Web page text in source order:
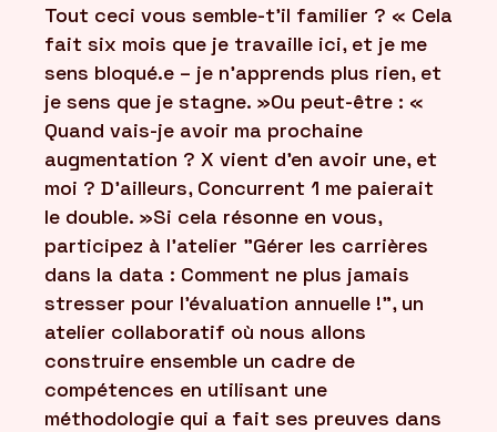
Tout ceci vous semble-t'il familier ? « Cela
fait six mois que je travaille ici, et je me
sens bloqué.e – je n’apprends plus rien, et
je sens que je stagne. »Ou peut-être : «
Quand vais-je avoir ma prochaine
augmentation ? X vient d’en avoir une, et
moi ? D’ailleurs, Concurrent 1 me paierait
le double. »Si cela résonne en vous,
participez à l'atelier "Gérer les carrières
dans la data : Comment ne plus jamais
stresser pour l’évaluation annuelle !", un
atelier collaboratif où nous allons
construire ensemble un cadre de
compétences en utilisant une
méthodologie qui a fait ses preuves dans